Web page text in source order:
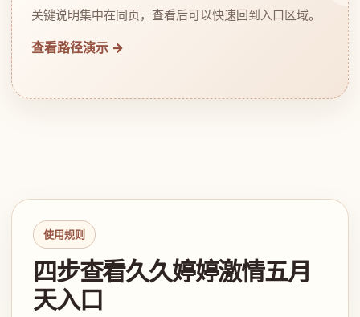
关键说明集中在同页，查看后可以快速回到入口区域。
查看路径演示 →
使用规则
四步查看久久婷婷激情五月
天入口